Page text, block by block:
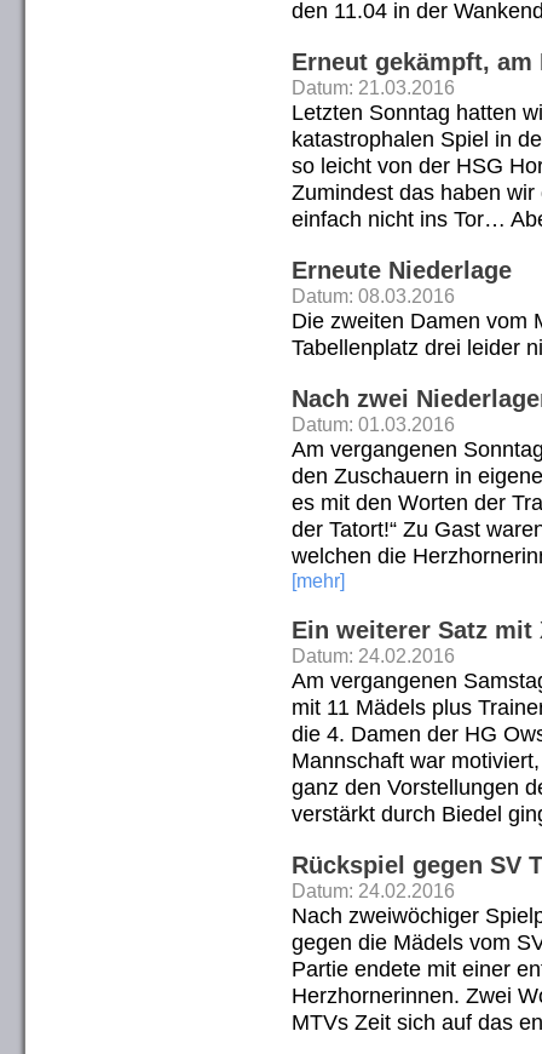
den 11.04 in der
Erneut gekämpft,
Datum: 21.03.2016
Letzten Sonntag hatten
katastrophalen Spiel in
so leicht von der HSG
Zumindest das haben
einfach nicht ins Tor…
Erneute Niederlage
Datum: 08.03.2016
Die zweiten Damen vom
Tabellenplatz drei leider
Nach zwei
Datum: 01.03.2016
Am vergangenen
den Zuschauern in
es mit den Worten der
der Tatort!“ Zu Gast
welchen die
[mehr]
Ein weiterer Satz mit
Datum: 24.02.2016
Am vergangenen
mit 11 Mädels plus
die 4. Damen der HG
Mannschaft war
ganz den Vorstellungen
verstärkt durch Biedel
Rückspiel gegen SV
Datum: 24.02.2016
Nach zweiwöchiger
gegen die Mädels vom
Partie endete mit einer
Herzhornerinnen. Zwei
MTVs Zeit sich auf das